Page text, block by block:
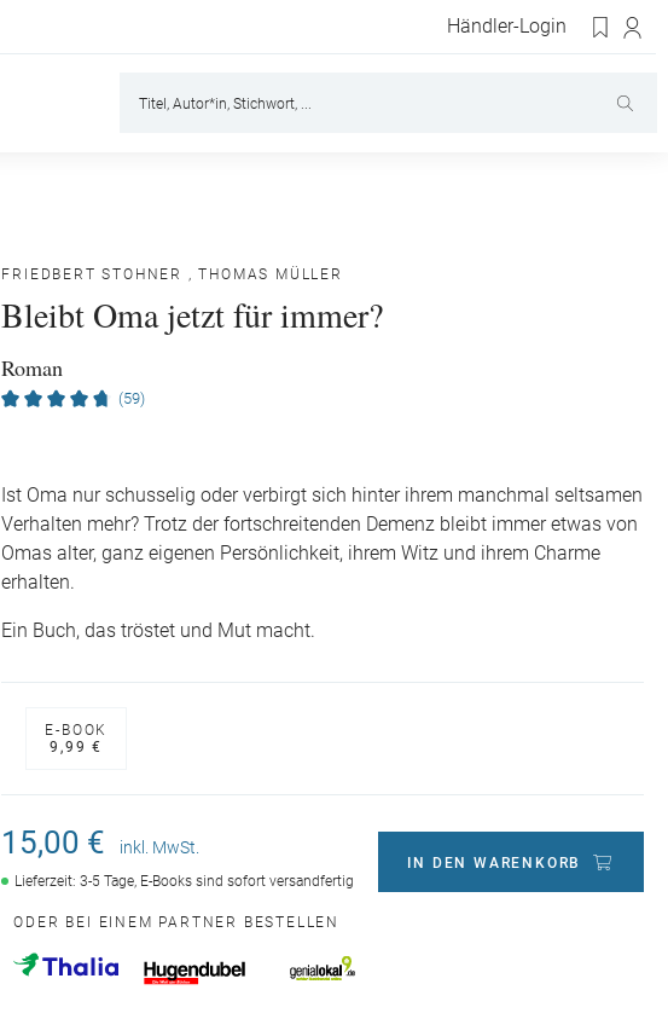
Händler-Login
FRIEDBERT STOHNER ,THOMAS MÜLLER
Bleibt Oma jetzt für immer?
Roman
(59)
Ist Oma nur schusselig oder verbirgt sich hinter ihrem manchmal seltsamen
Verhalten mehr? Trotz der fortschreitenden Demenz bleibt immer etwas von
Omas alter, ganz eigenen Persönlichkeit, ihrem Witz und ihrem Charme
erhalten.
Ein Buch, das tröstet und Mut macht.
E-BOOK
9,99 €
15,00 € inkl. MwSt.
Lieferzeit: 3-5 Tage, E-Books sind sofort versandfertig
IN DEN WARENKORB
ODER BEI EINEM PARTNER BESTELLEN